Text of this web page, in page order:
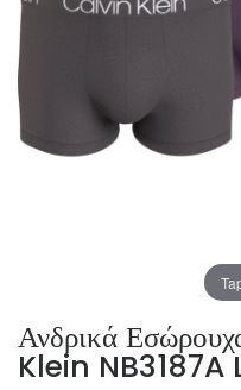
Ανδρικά
Klein NB3187A